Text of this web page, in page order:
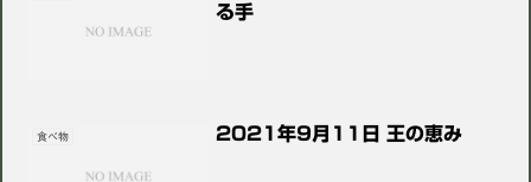
る手
食べ物 2021年9月11日 王の恵み